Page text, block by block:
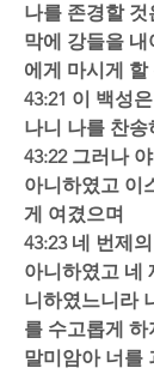
나를 존경할
막에 강들을
에게 마시게
43:21 이 백성
나니 나를 찬
43:22 그러나
아니하였고 이
게 여겼으며
43:23 네 번제
아니하였고 네
니하였느니라
를 수고롭게
말미암아 너를